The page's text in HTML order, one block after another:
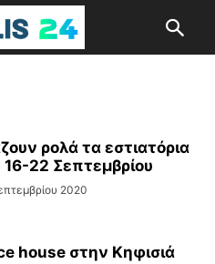
ρολά τα εστιατόρια
16-22 Σεπτεμβρίου
2020
house στην Κηφισιά